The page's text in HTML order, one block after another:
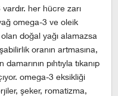
her hücre zarı
omega-3 ve oleik
doğal yağı alamazsa
oranın artmasına,
pıhtıyla tıkanıp
omega-3 eksikliği
şeker, romatizma,